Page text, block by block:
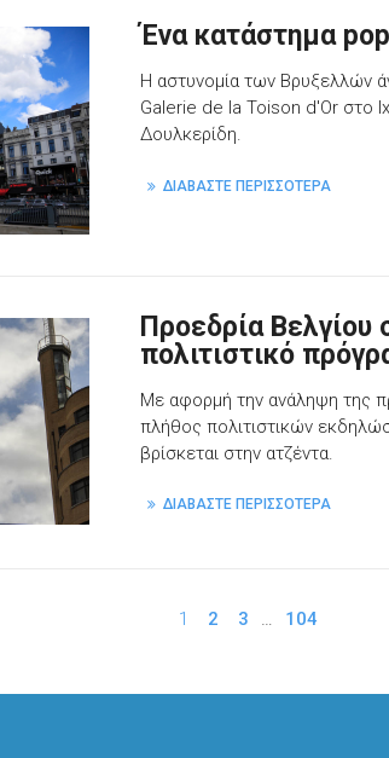
Ένα κατάστημα
Η αστυνομία των Βρυξελλών
Galerie de la Toison d'Or στο
Δουλκερίδη.
ΔΙΑΒΑΣΤΕ ΠΕΡΙΣΣΟΤΕΡΑ
Προεδρία Bελγίου
πολιτιστικό
Με αφορμή την ανάληψη της
πλήθος πολιτιστικών
βρίσκεται στην ατζέντα.
ΔΙΑΒΑΣΤΕ ΠΕΡΙΣΣΟΤΕΡΑ
1 2 3 … 104